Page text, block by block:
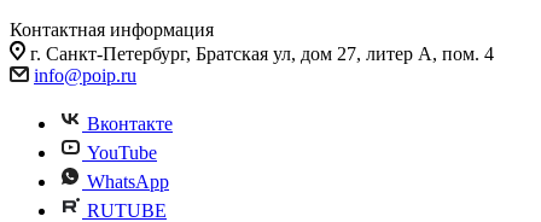
Контактная информация
г. Санкт-Петербург, Братская ул, дом 27, литер А, пом. 4
info@poip.ru
Вконтакте
YouTube
WhatsApp
RUTUBE